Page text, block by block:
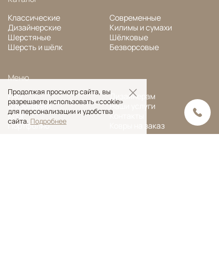
Классические
Дизайнерские
Шерстяные
Шерсть и шёлк
Современные
Килимы и сумахи
Шёлковые
Безворсовые
Меню
FAQ
О компании
Блог
Портфолио
Дизайнерам
Наши услуги
Контакты
Ковры на заказ
Продолжая просмотр сайта, вы
разрешаете использовать «cookie»
для персонализации и удобства
сайта. Подробнее